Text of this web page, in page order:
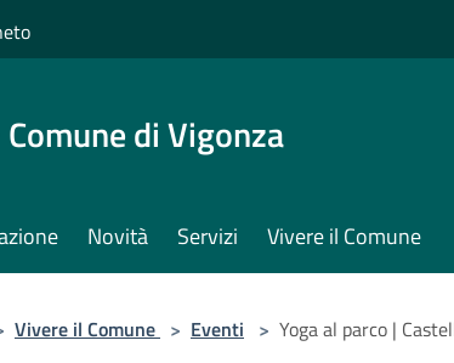
Comune di Vigonza
Novità Servizi Vivere il Comune
Vivere il Comune > Eventi > Yoga al parco |